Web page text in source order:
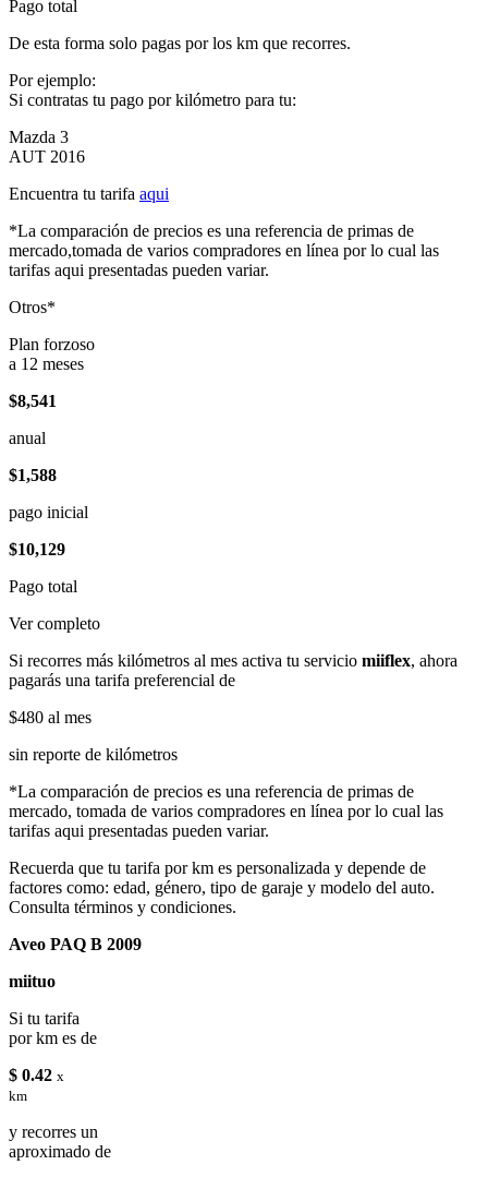
Pago total
De esta forma solo pagas por los km que recorres.
Por ejemplo:
Si contratas tu pago por kilómetro para tu:
Mazda 3
AUT 2016
Encuentra tu tarifa aqui
*La comparación de precios es una referencia de primas de
mercado,tomada de varios compradores en línea por lo cual las
tarifas aqui presentadas pueden variar.
Otros*
Plan forzoso
a 12 meses
$8,541
anual
$1,588
pago inicial
$10,129
Pago total
Ver completo
Si recorres más kilómetros al mes activa tu servicio miiflex, ahora
pagarás una tarifa preferencial de
$480 al mes
sin reporte de kilómetros
*La comparación de precios es una referencia de primas de
mercado, tomada de varios compradores en línea por lo cual las
tarifas aqui presentadas pueden variar.
Recuerda que tu tarifa por km es personalizada y depende de
factores como: edad, género, tipo de garaje y modelo del auto.
Consulta términos y condiciones.
Aveo PAQ B 2009
miituo
Si tu tarifa
por km es de
$ 0.42 x
km
y recorres un
aproximado de